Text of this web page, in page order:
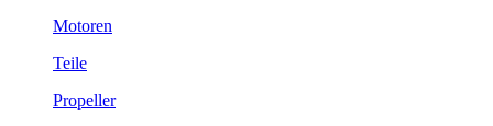
Motoren
Teile
Propeller